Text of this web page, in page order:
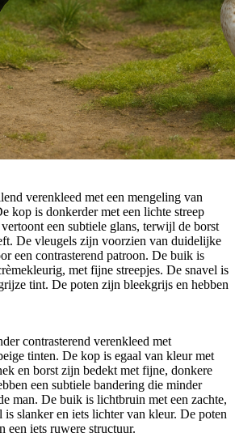
verenkleed met een mengeling van
kop is donkerder met een lichte streep
een subtiele glans, terwijl de borst
De vleugels zijn voorzien van duidelijke
een contrasterend patroon. De buik is
met fijne streepjes. De snavel is
tint. De poten zijn bleekgrijs en hebben
contrasterend verenkleed met
tinten. De kop is egaal van kleur met
en borst zijn bedekt met fijne, donkere
een subtiele bandering die minder
man. De buik is lichtbruin met een zachte,
is slanker en iets lichter van kleur. De poten
een iets ruwere structuur.